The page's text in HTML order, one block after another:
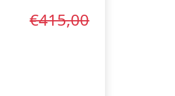
€415,00